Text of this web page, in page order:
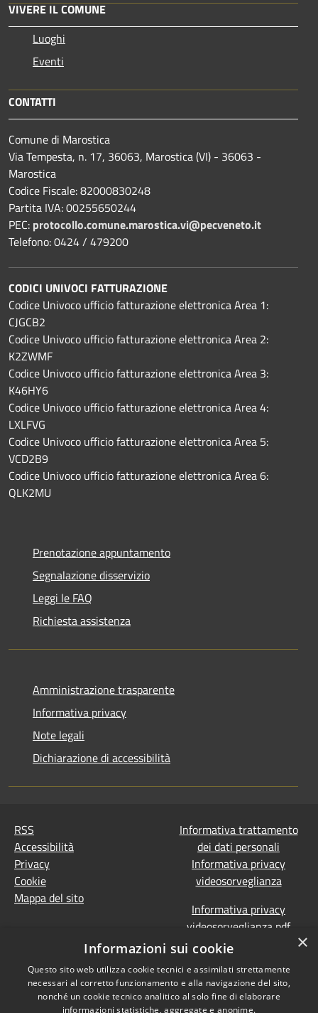
VIVERE IL COMUNE
Luoghi
Eventi
CONTATTI
Comune di Marostica
Via Tempesta, n. 17, 36063, Marostica (VI) - 36063 -
Marostica
Codice Fiscale: 82000830248
Partita IVA: 00255650244
PEC: protocollo.comune.marostica.vi@pecveneto.it
Telefono: 0424 / 479200
CODICI UNIVOCI FATTURAZIONE
Codice Univoco ufficio fatturazione elettronica Area 1:
CJGCB2
Codice Univoco ufficio fatturazione elettronica Area 2:
K2ZWMF
Codice Univoco ufficio fatturazione elettronica Area 3:
K46HY6
Codice Univoco ufficio fatturazione elettronica Area 4:
LXLFVG
Codice Univoco ufficio fatturazione elettronica Area 5:
VCD2B9
Codice Univoco ufficio fatturazione elettronica Area 6:
QLK2MU
Prenotazione appuntamento
Segnalazione disservizio
Leggi le FAQ
Richiesta assistenza
Amministrazione trasparente
Informativa privacy
Note legali
Dichiarazione di accessibilità
RSS
Accessibilità
Privacy
Cookie
Mappa del sito
Informativa trattamento
dei dati personali
Informativa privacy
videosorveglianza
Informativa privacy
videosorveglianza pdf
Dichiarazione di
Obiettivi accessibilità
Prevenzione della
×
Informazioni sui cookie
Questo sito web utilizza cookie tecnici e assimilati strettamente
necessari al corretto funzionamento e alla navigazione del sito,
nonché un cookie tecnico analitico al solo fine di elaborare
informazioni statistiche, aggregate e anonime.